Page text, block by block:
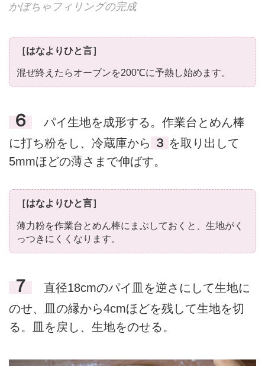
かぼちゃフィリングの完成
［はなよりひと言］
混ぜ終えたらオーブンを200℃に予熱し始めます。
６
パイ生地を成形する。作業台とめん棒
に打ち粉をし、冷蔵庫から ３ を取り出して
5mmほどの薄さまで伸ばす。
［はなよりひと言］
薄力粉を作業台とめん棒にまぶしておくと、生地がく
っつきにくくなります。
７
直径18cmのパイ皿を逆さにして生地に
のせ、皿の縁から4cmほどを残して生地を切
る。皿を戻し、生地をのせる。